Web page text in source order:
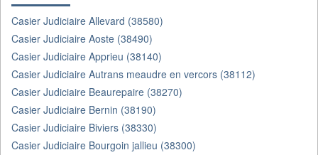
Casier Judiciaire Allevard (38580)
Casier Judiciaire Aoste (38490)
Casier Judiciaire Apprieu (38140)
Casier Judiciaire Autrans meaudre en vercors (38112)
Casier Judiciaire Beaurepaire (38270)
Casier Judiciaire Bernin (38190)
Casier Judiciaire Biviers (38330)
Casier Judiciaire Bourgoin jallieu (38300)